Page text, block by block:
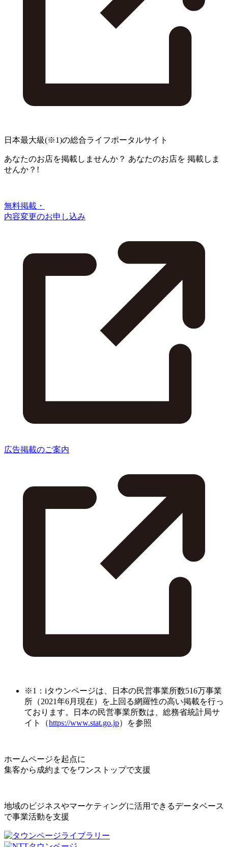
日本最大級(※1)の総合ライフポータルサイト
あなたのお店を掲載しませんか？ あなたのお店を 掲載しま
せんか？!
無料掲載・
内容変更のお申し込み
広告掲載のご案内
※1：iタウンページは、日本の民営事業所数516万事業
所（2021年6月現在）を上回る網羅性の高い掲載を行っ
ております。日本の民営事業所数は、総務省統計局サ
イト（https://www.stat.go.jp）を参照
ホームページを起点に
集客から成約までをワンストップで支援
地域のビジネスやマーケティングに活用できるデータベース
で事業活動を支援